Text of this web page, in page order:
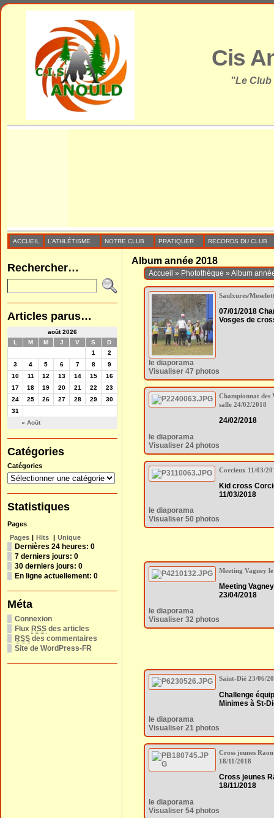
Cis
"Le Club
ACCUEIL L’ATHLÉTISME NOTRE CLUB PRATIQUER RECORDS DU CLUB
Rechercher…
Articles parus…
août 2026
L
M M J V S D
« Août
1
2
3
4 5 6 7 8
9
10
11 12 13 14 15
16
17
18 19 20 21 22
23
24
25 26 27 28 29
30
31
Catégories
Catégories
Statistiques
Pages
Pages | Hits | Unique
Dernières 24 heures: 0
7 derniers jours: 0
30 derniers jours: 0
En ligne actuellement: 0
Méta
Connexion
Flux RSS des articles
RSS des commentaires
Site de WordPress-FR
Album année 2018
Accueil » Photothèque » Album
Saulxures/
07/01/2018
Vosges de
le diaporama
Visualiser 47 photos
Championnat des
salle 24/02/2018
24/02/2018
le diaporama
Visualiser 24 photos
Corcieux 11/03/
Kid cross
11/03/2018
le diaporama
Visualiser 50 photos
Meeting Vagney
Meeting
23/04/2018
le diaporama
Visualiser 32 photos
Saint-Dié 23/06/
Challenge
Minimes à St-
le diaporama
Visualiser 21 photos
Cross jeunes
18/11/2018
Cross jeunes
18/11/2018
le diaporama
Visualiser 54 photos